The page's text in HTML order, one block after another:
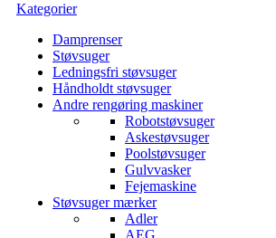
Kategorier
Damprenser
Støvsuger
Ledningsfri støvsuger
Håndholdt støvsuger
Andre rengøring maskiner
Robotstøvsuger
Askestøvsuger
Poolstøvsuger
Gulvvasker
Fejemaskine
Støvsuger mærker
Adler
AEG